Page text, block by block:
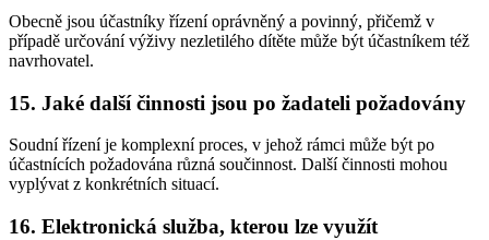
Obecně jsou účastníky řízení oprávněný a povinný, přičemž v
případě určování výživy nezletilého dítěte může být účastníkem též
navrhovatel.
15. Jaké další činnosti jsou po žadateli požadovány
Soudní řízení je komplexní proces, v jehož rámci může být po
účastnících požadována různá součinnost. Další činnosti mohou
vyplývat z konkrétních situací.
16. Elektronická služba, kterou lze využít